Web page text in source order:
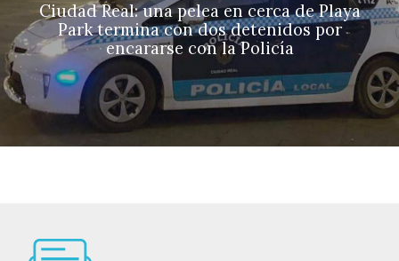
Ciudad Real: una pelea en cerca de Playa
Park termina con dos detenidos por
encararse con la Policía